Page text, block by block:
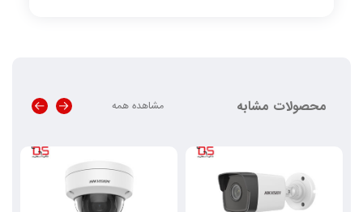
محصولات مشابه مشاهده همه